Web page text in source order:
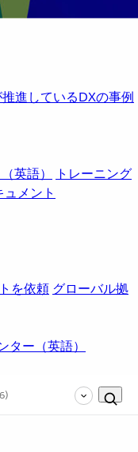
進しているDXの事例
英語）
トレーニング
ュメント
を依頼 グローバル拠
ター（英語）